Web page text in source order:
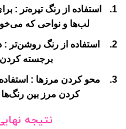
استفاده از رنگ تیره‌تر :
لب‌ها و نواحی که
استفاده از رنگ روشن‌تر :
برجسته
محو کردن مرزها :
کردن مرز بین
نتیجه